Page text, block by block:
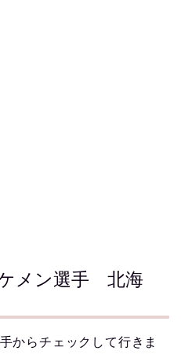
メン選手 北海
からチェックして行きま